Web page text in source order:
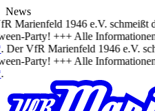
News
Marienfeld 1946 e.V. schmeißt
Party! +++ Alle
Der VfR Marienfeld 1946 e.V.
Party! +++ Alle